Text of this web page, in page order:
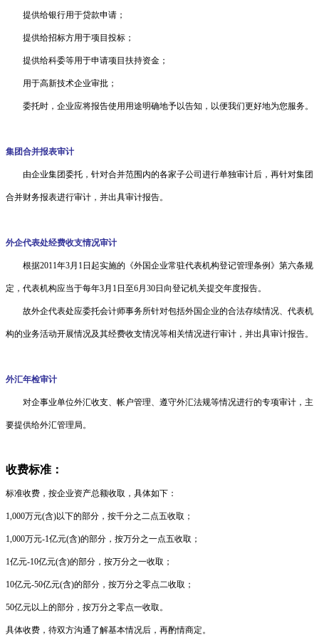
提供给银行用于贷款申请；
提供给招标方用于项目投标；
提供给科委等用于申请项目扶持资金；
用于高新技术企业审批；
委托时，企业应将报告使用用途明确地予以告知，以便我们更好地为您服务。
集团合并报表审计
由企业集团委托，针对合并范围内的各家子公司进行单独审计后，再针对集团
合并财务报表进行审计，并出具审计报告。
外企代表处经费收支情况审计
根据2011年3月1日起实施的《外国企业常驻代表机构登记管理条例》第六条规
定，代表机构应当于每年3月1日至6月30日向登记机关提交年度报告。
故外企代表处应委托会计师事务所针对包括外国企业的合法存续情况、代表机
构的业务活动开展情况及其经费收支情况等相关情况进行审计，并出具审计报告。
外汇年检审计
对企事业单位外汇收支、帐户管理、遵守外汇法规等情况进行的专项审计，主
要提供给外汇管理局。
收费标准：
标准收费，按企业资产总额收取，具体如下：
1,000万元(含)以下的部分，按千分之二点五收取；
1,000万元-1亿元(含)的部分，按万分之一点五收取；
1亿元-10亿元(含)的部分，按万分之一收取；
10亿元-50亿元(含)的部分，按万分之零点二收取；
50亿元以上的部分，按万分之零点一收取。
具体收费，待双方沟通了解基本情况后，再酌情商定。